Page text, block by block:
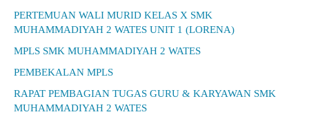
PERTEMUAN WALI MURID KELAS X SMK
MUHAMMADIYAH 2 WATES UNIT 1 (LORENA)
MPLS SMK MUHAMMADIYAH 2 WATES
PEMBEKALAN MPLS
RAPAT PEMBAGIAN TUGAS GURU & KARYAWAN SMK
MUHAMMADIYAH 2 WATES